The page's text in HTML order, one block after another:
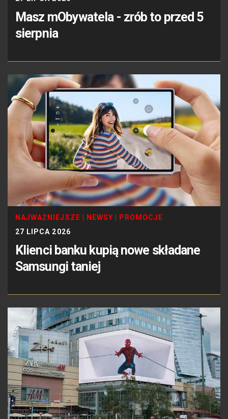
Masz mObywatela - zrób to przed 5
sierpnia
NAJWAŻNIEJSZE NEWSY
PROMOCJE
27 LIPCA 2026
Klienci banku kupią nowe składane
Samsungi taniej